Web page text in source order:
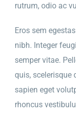
rutrum, odio ac
Eros sem
nibh. Integer
semper vitae.
quis, scelerisque
sapien eget
rhoncus